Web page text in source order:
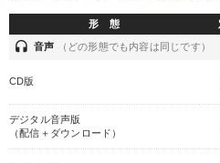
形 態
headset 音声 （どの形態でも内容は同じです）
CD版
デジタル音声版
（配信＋ダウンロード）